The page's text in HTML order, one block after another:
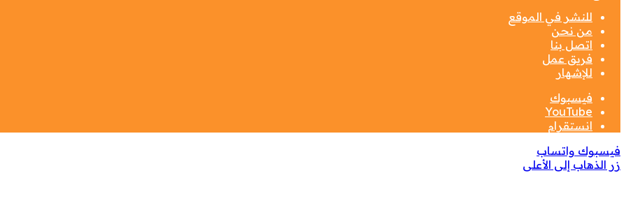
للنشر في الموقع
من نحن
اتصل بنا
فريق عمل
للإشهار
فيسبوك
‫YouTube
انستقرام
فيسبوك واتساب
زر الذهاب إلى الأعلى